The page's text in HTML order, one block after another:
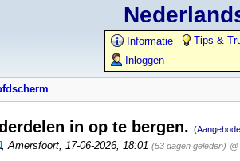
Informatie
Tips &
Inloggen
in op te bergen.
Amersfoort 17-06-2026, 18:01 (53 dagen geleden)